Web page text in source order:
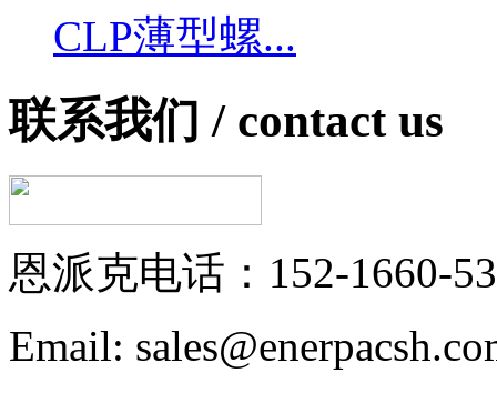
CLP薄型螺...
联系我们 / contact us
恩派克电话：152-1660-
Email: